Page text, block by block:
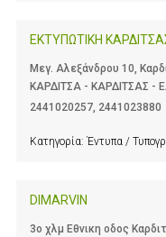
ΕΚΤΥΠΩΤΙΚΗ
Μεγ. Αλεξάνδρου 10,
ΚΑΡΔΙΤΣΑ - ΚΑΡΔΙΤΣΑΣ -
2441020257, 2441023880
Κατηγορία: Έντυπα /
DIMARVIN
3ο χλμ Εθνικη οδος